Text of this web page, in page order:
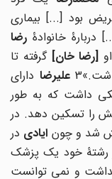
بود [...] بیماری
خانوادۀرضا
[رضا خان]گرفته تا
علیرضادارای
داشت که به طور
را تسکین دهد. در
شد و چون ایادیدر
خود یک پزشک
و نمی توانست